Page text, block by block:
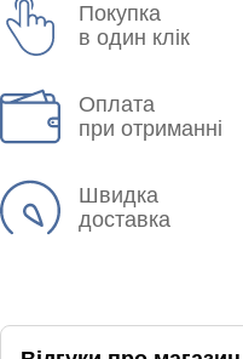
Покупка
в один клік
Оплата
при отриманні
Швидка
доставка